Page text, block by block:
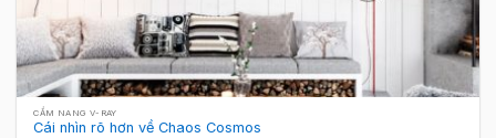
CẨM NANG V-RAY
Cái nhìn rõ hơn về Chaos Cosmos